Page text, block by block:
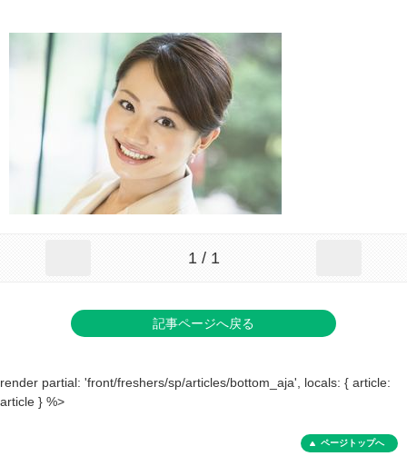
1 / 1
記事ページへ戻る
render partial: 'front/freshers/sp/articles/bottom_aja', locals: { article:
article } %>
ページトップへ